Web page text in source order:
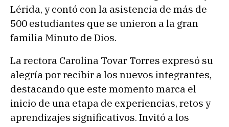
Lérida, y contó con la asistencia de más de
500 estudiantes que se unieron a la gran
familia Minuto de Dios.
La rectora Carolina Tovar Torres expresó su
alegría por recibir a los nuevos integrantes,
destacando que este momento marca el
inicio de una etapa de experiencias, retos y
aprendizajes significativos. Invitó a los